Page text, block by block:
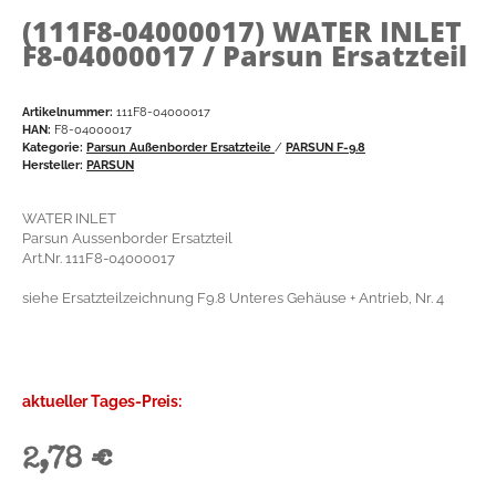
(111F8-04000017) WATER INLET
F8-04000017 / Parsun Ersatzteil
Artikelnummer: 111F8-04000017
HAN: F8-04000017
Kategorie: Parsun Außenborder Ersatzteile / PARSUN F-9.8
Hersteller: PARSUN
WATER INLET
Parsun Aussenborder Ersatzteil
Art.Nr. 111F8-04000017
siehe Ersatzteilzeichnung F9.8 Unteres Gehäuse + Antrieb, Nr. 4
aktueller Tages-Preis:
2,78 €